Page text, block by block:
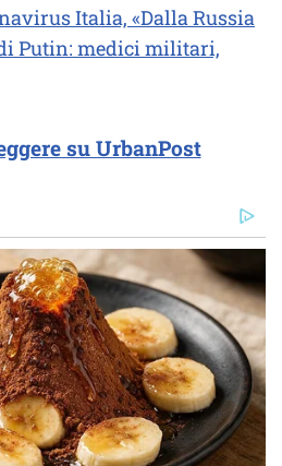
Italia, «Dalla Russia
Putin: medici militari,
su UrbanPost